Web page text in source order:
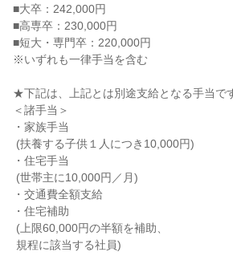
■大卒：242,000円
■高専卒：230,000円
■短大・専門卒：220,000円
※いずれも一律手当を含む
★下記は、上記とは別途支給となる手当で
＜諸手当＞
・家族手当
・住宅手当
・交通費全額支給
・住宅補助